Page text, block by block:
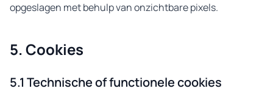
opgeslagen met behulp van onzichtbare pixels.
5. Cookies
5.1 Technische of functionele cookies